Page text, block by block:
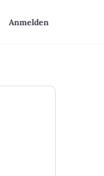
Anmelden